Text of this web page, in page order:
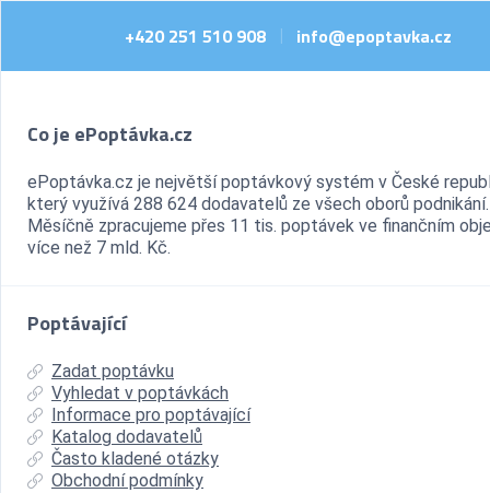
+420 251 510 908 info@epoptavka.cz
Co je ePoptávka.cz
ePoptávka.cz je největší poptávkový systém v České
který využívá 288 624 dodavatelů ze všech oborů podnikání.
Měsíčně zpracujeme přes 11 tis. poptávek ve finančním
více než 7 mld. Kč.
Poptávající
Zadat poptávku
Vyhledat v poptávkách
Informace pro poptávající
Katalog dodavatelů
Často kladené otázky
Obchodní podmínky